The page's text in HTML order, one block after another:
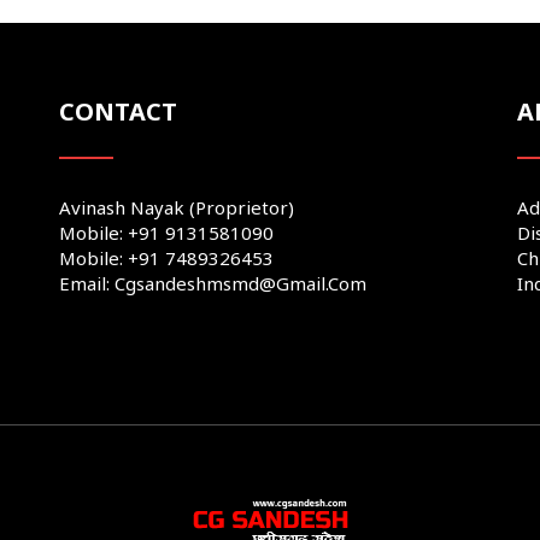
CONTACT
Avinash Nayak (Proprietor)
Mobile: +91 9131581090
Mobile: +91 7489326453
Email: Cgsandeshmsmd@gmail.com